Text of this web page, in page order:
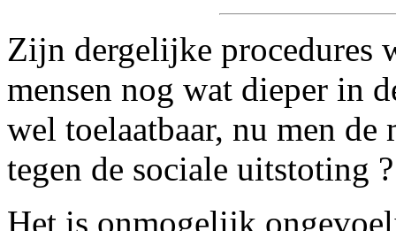
Zijn dergelijke procedures
mensen nog wat dieper in
wel toelaatbaar, nu men
tegen de sociale uitstoting ?
Het is onmogelijk